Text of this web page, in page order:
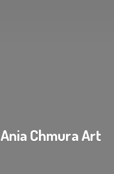
AniaChmura Art